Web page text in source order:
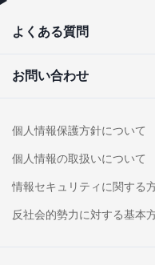
よくある質問
お問い合わせ
個人情報保護方針について
個人情報の取扱いについて
情報セキュリティに関する
反社会的勢力に対する基本